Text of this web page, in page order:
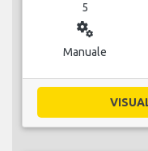
5
miscellaneous_services
Manuale